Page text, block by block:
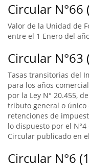
Circular
Valor de la Unidad de
entre el 1 Enero del
Circular
Tasas transitorias del
para los años
por la Ley N° 20.455,
tributo general o único
retenciones de
lo dispuesto por el
Circular publicado en
Circular N°6